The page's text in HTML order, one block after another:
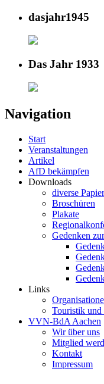
dasjahr1945
Das Jahr 1933
Navigation
Start
Veranstaltungen
Artikel
AfD bekämpfen
Downloads
diverse
Broschüren
Plakate
Gedenken
Links
Touristik und
VVN-BdA Aachen
Wir über uns
Mitglied
Kontakt
Impressum